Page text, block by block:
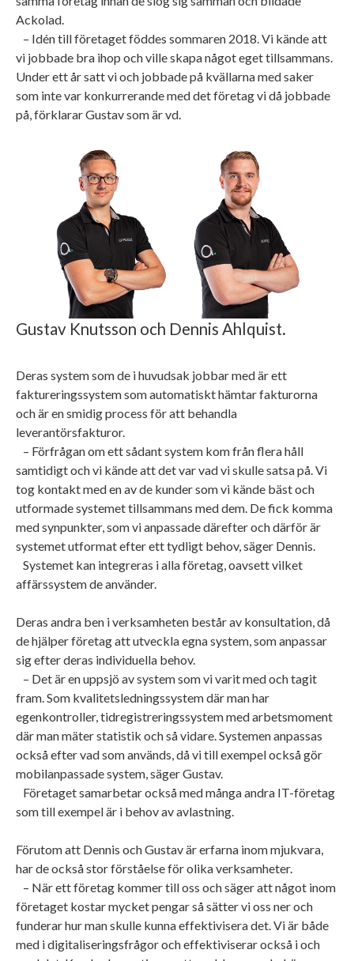
Ackolad.
– Idén till företaget föddes sommaren 2018. Vi kände att
vi jobbade bra ihop och ville skapa något eget tillsammans.
Under ett år satt vi och jobbade på kvällarna med saker
som inte var konkurrerande med det företag vi då jobbade
på, förklarar Gustav som är vd.
Gustav Knutsson och Dennis Ahlquist.
Deras system som de i huvudsak jobbar med är ett
faktureringssystem som automatiskt hämtar fakturorna
och är en smidig process för att behandla
leverantörsfakturor.
– Förfrågan om ett sådant system kom från flera håll
samtidigt och vi kände att det var vad vi skulle satsa på. Vi
tog kontakt med en av de kunder som vi kände bäst och
utformade systemet tillsammans med dem. De fick komma
med synpunkter, som vi anpassade därefter och därför är
systemet utformat efter ett tydligt behov, säger Dennis.
Systemet kan integreras i alla företag, oavsett vilket
affärssystem de använder.
Deras andra ben i verksamheten består av konsultation, då
de hjälper företag att utveckla egna system, som anpassar
sig efter deras individuella behov.
– Det är en uppsjö av system som vi varit med och tagit
fram. Som kvalitetsledningssystem där man har
egenkontroller, tidregistreringssystem med arbetsmoment
där man mäter statistik och så vidare. Systemen anpassas
också efter vad som används, då vi till exempel också gör
mobilanpassade system, säger Gustav.
Företaget samarbetar också med många andra IT-företag
som till exempel är i behov av avlastning.
Förutom att Dennis och Gustav är erfarna inom mjukvara,
har de också stor förståelse för olika verksamheter.
– När ett företag kommer till oss och säger att något inom
företaget kostar mycket pengar så sätter vi oss ner och
funderar hur man skulle kunna effektivisera det. Vi är både
med i digitaliseringsfrågor och effektiviserar också i och